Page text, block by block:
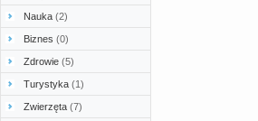
Nauka (2)
Biznes (0)
Zdrowie (5)
Turystyka (1)
Zwierzęta (7)